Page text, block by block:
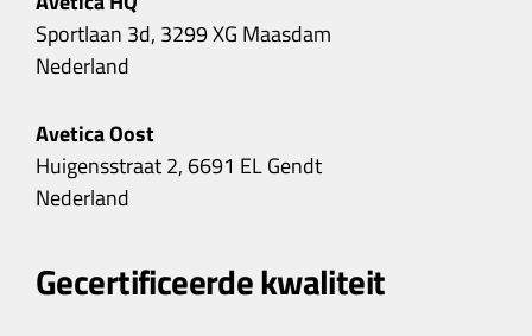
Sportlaan 3d, 3299 XG Maasdam
Nederland
Avetica Oost
Huigensstraat 2, 6691 EL Gendt
Nederland
Gecertificeerde kwaliteit